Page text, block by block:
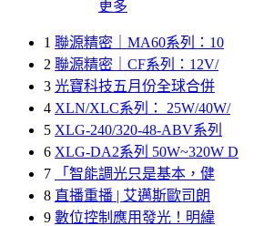
更多
1 聯源精密｜MA60系列：10
2 聯源精密｜CF系列：12V/
3 光寶科技五月份全球合併
4 XLN/XLC系列： 25W/40W/
5 XLG-240/320-48-ABV系列
6 XLG-DA2系列 50W~320W D
7
「智能調光只是基本，健
8 直播重播 | 艾邁斯歐司朗
9 數位控制應用發光！明緯